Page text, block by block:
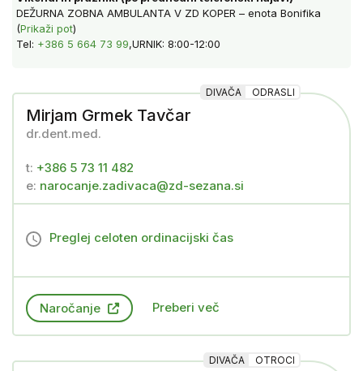
DEŽURNA ZOBNA AMBULANTA V ZD KOPER – enota Bonifika
(Prikaži pot)
Tel: +386 5 664 73 99,URNIK: 8:00-12:00
DIVAČA ODRASLI
Mirjam Grmek Tavčar
dr.dent.med.
t: +386 5 73 11 482
e: narocanje.zadivaca@zd-sezana.si
Preglej celoten ordinacijski čas
Naročanje Preberi več
DIVAČA OTROCI